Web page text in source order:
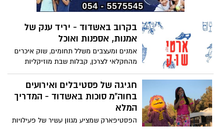
בקרוב באשדוד - יריד ענק של
אמנות, אספנות ואוכל
אמנים ומעצבים משלל תחומים, שוק איכרים
מהחקלאי לצרכן, קבלות שבת מוזיקליות
מרחבי העולם, דוכני אוכל ביתי ועוד שלל
הפתעות: החל מחודש נובמבר ומידי יום שישי
ייערך ברחבת המשכן לאומנויות הבמה אשדוד
יריד ה"ארטי-שוק" - יריד ענק של אמנות,
אספנות ואוכל - הכניסה חופשית
חגיגה של פסטיבלים ואירועים
בחוה"מ סוכות באשדוד - המדריך
המלא
הפסטיפארק שמציע מגוון עשיר של פעילויות